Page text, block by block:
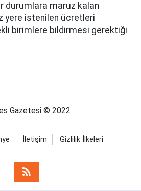
durumlara maruz kalan
yere istenilen ücretleri
birimlere bildirmesi gerektiği
Gazetesi © 2022
İletişim Gizlilik İlkeleri